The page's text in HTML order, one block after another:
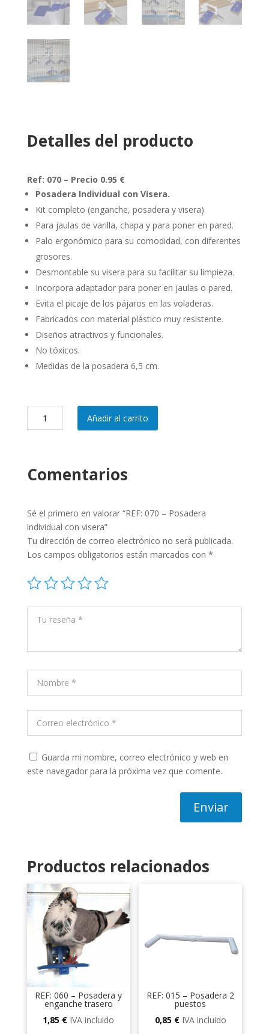
Detalles del producto
Ref: 070 – Precio 0.95 €
Posadera Individual con Visera.
Kit completo (enganche, posadera y visera)
Para jaulas de varilla, chapa y para poner en pared.
Palo ergonómico para su comodidad, con diferentes
grosores.
Desmontable su visera para su facilitar su limpieza.
Incorpora adaptador para poner en jaulas o pared.
Evita el picaje de los pájaros en las voladeras.
Fabricados con material plástico muy resistente.
Diseños atractivos y funcionales.
No tóxicos.
Medidas de la posadera 6,5 cm.
individual
con
cantidad
Añadir al carrito
Comentarios
Sé el primero en valorar “REF: 070 – Posadera
individual con visera”
Tu dirección de correo electrónico no será publicada.
Los campos obligatorios están marcados con *
Guarda mi nombre, correo electrónico y web en
este navegador para la próxima vez que comente.
Enviar
Productos relacionados
REF: 060 – Posadera y
enganche trasero
1,85 € IVA incluido
REF: 015 – Posadera 2
puestos
0,85 € IVA incluido